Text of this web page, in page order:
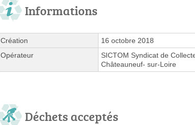
Informations
Création
16 octobre 2018
Opérateur
SICTOM Syndicat de
Châteauneuf- sur-Loire
Déchets acceptés